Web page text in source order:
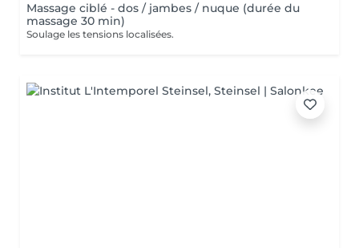
Massage ciblé - dos / jambes / nuque (durée du
massage 30 min)
Soulage les tensions localisées.